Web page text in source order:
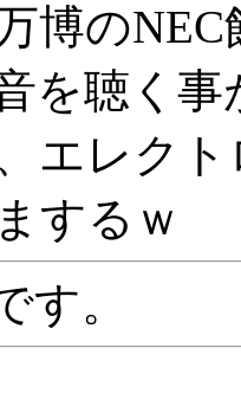
博の
を聴く
エレク
するｗ
す。